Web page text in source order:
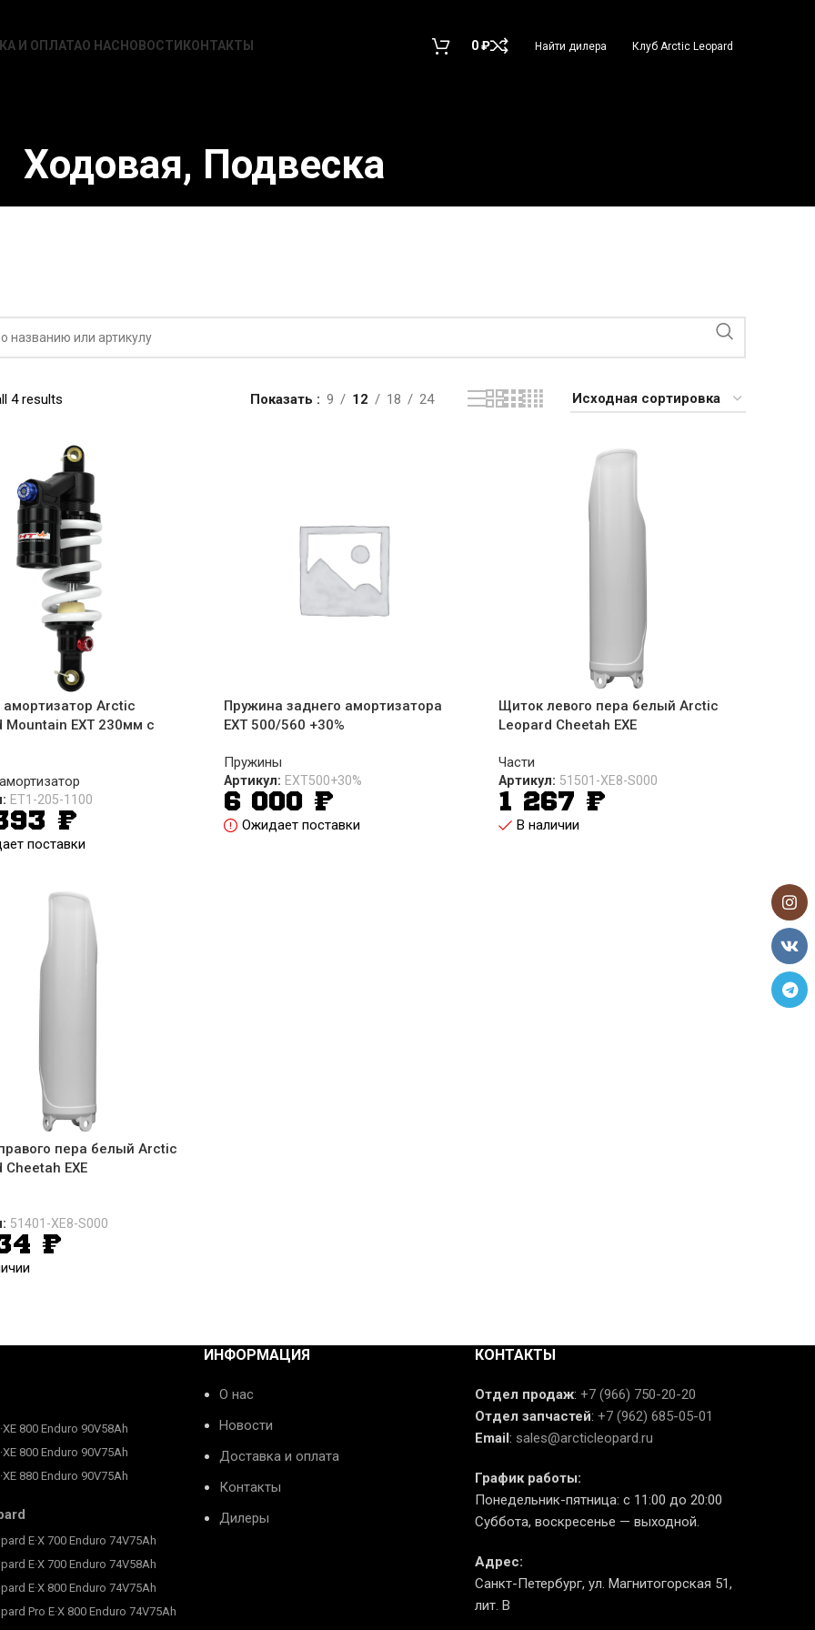
И ОПЛАТАО НАС НОВОСТИ КОНТАКТЫ 0₽ Найти дилера Клуб Arctic Leopard
Ходовая, Подвеска
4 results Показать 9 12 18 24
Arctic
Mountain EXT 230мм с
ET1-205-1100
₽
поставки
Пружина заднего амортизатора
EXT 500/560 +30%
Пружины
Артикул: EXT500+30%
6 000 ₽
Ожидает поставки
Щиток левого пера белый Arctic
Leopard Cheetah EXE
Части
Артикул: 51501-XE8-S000
1 267 ₽
В наличии
пера белый Arctic
Cheetah EXE
51401-XE8-S000
₽
800 Enduro 90V58Ah
800 Enduro 90V75Ah
880 Enduro 90V75Ah
E·X 700 Enduro 74V75Ah
E·X 700 Enduro 74V58Ah
E·X 800 Enduro 74V75Ah
Pro E·X 800 Enduro 74V75Ah
ИНФОРМАЦИЯ
О нас
Новости
Доставка и оплата
Контакты
Дилеры
КОНТАКТЫ
Отдел продаж: +7 (966) 750-20-20
Отдел запчастей: +7 (962) 685-05-01
Email: sales@arcticleopard.ru
График работы:
Понедельник-пятница: с 11:00 до 20:00
Суббота, воскресенье — выходной.
Адрес:
Санкт-Петербург, ул. Магнитогорская 51,
лит. В